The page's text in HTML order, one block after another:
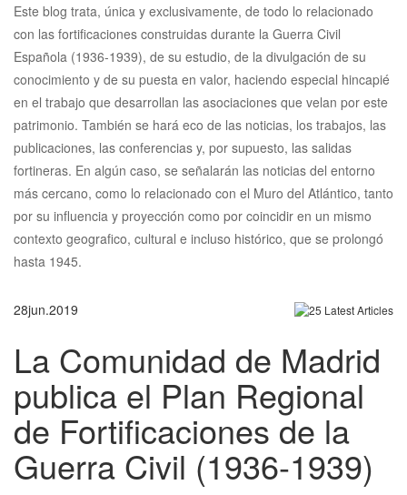
Este blog trata, única y exclusivamente, de todo lo relacionado
con las fortificaciones construidas durante la Guerra Civil
Española (1936-1939), de su estudio, de la divulgación de su
conocimiento y de su puesta en valor, haciendo especial hincapié
en el trabajo que desarrollan las asociaciones que velan por este
patrimonio. También se hará eco de las noticias, los trabajos, las
publicaciones, las conferencias y, por supuesto, las salidas
fortineras. En algún caso, se señalarán las noticias del entorno
más cercano, como lo relacionado con el Muro del Atlántico, tanto
por su influencia y proyección como por coincidir en un mismo
contexto geografico, cultural e incluso histórico, que se prolongó
hasta 1945.
28jun.2019
La Comunidad de Madrid
publica el Plan Regional
de Fortificaciones de la
Guerra Civil (1936-1939)